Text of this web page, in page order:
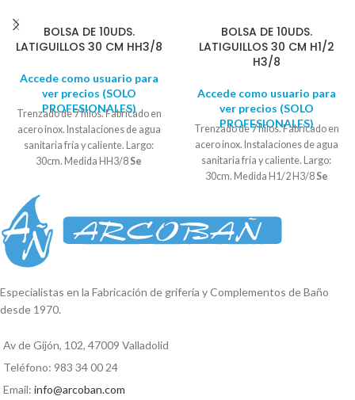
BOLSA DE 10UDS.
LATIGUILLOS 30 CM HH3/8
Accede como usuario para
ver precios (SOLO
PROFESIONALES)
Trenzado de 7 hilos. Fabricado en
acero inox. Instalaciones de agua
sanitaria fría y caliente. Largo:
30cm. Medida HH3/8 Se
BOLSA DE 10UDS.
LATIGUILLOS 30 CM H1/2
H3/8
Accede como usuario para
ver precios (SOLO
PROFESIONALES)
Trenzado de 7 hilos. Fabricado en
acero inox. Instalaciones de agua
sanitaria fría y caliente. Largo:
30cm. Medida H1/2 H3/8 Se
Especialistas en la Fabricación de grifería y Complementos de Baño
desde 1970.
Av de Gijón, 102, 47009 Valladolid
Teléfono: 983 34 00 24
Email: info@arcoban.com